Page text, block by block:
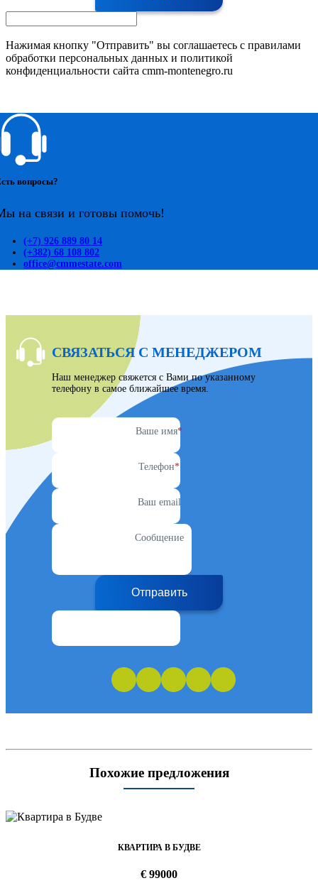
Нажимая кнопку "Отправить" вы соглашаетесь с правилами
обработки персональных данных и политикой
конфиденциальности сайта cmm-montenegro.ru
вопросы?
на связи и готовы помочь!
(+7) 926 889 80 14
(+382) 68 108 802
office@cmmestate.com
СВЯЗАТЬСЯ С МЕНЕДЖЕРОМ
Наш менеджер свяжется с Вами по указанному
телефону в самое ближайшее время.
Ваше имя*
Телефон*
Ваш email
Сообщение
Отправить
Похожие предложения
КВАРТИРА В БУДВЕ
€ 99000